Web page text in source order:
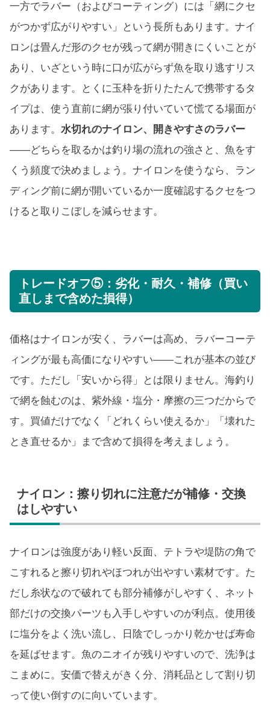
一方でラバー（およびコーティング）には「網にクセ
がつかず広がりやすい」という長所もあります。ナイ
ロンは畳んだ形のクセが残って網が開きにくいことが
あり、いざという時に口が広がらず魚を取り逃すリス
クがあります。とくに玉枠を折りたたんで携帯するタ
イプは、使う直前に網が張り付いていて慌てる場面が
あります。 水切れのナイロン、開きやすさのラバー
——どちらを取るかは釣り場の流れの強さと、魚をす
くう頻度で決めましょう。ナイロンを使うなら、ラン
ディング前に網が開いているか一度確認するクセをつ
けると取りこぼしを減らせます。
トレードオフ⑤：劣化・耐久・補修（買い
直しまで含めた損得）
価格はナイロンが安く、ラバーは高め、ラバーコーテ
ィングが最も高価になりやすい——これが基本の並び
です。ただし「安いから得」とは限りません。海釣り
で網を蝕むのは、紫外線・塩分・摩擦の三つだからで
す。買値だけでなく「どれくらい使えるか」「壊れた
とき直せるか」まで含めて損得を考えましょう。
ナイロン：擦り切れに注意だが補修・交換
はしやすい
ナイロンは強度があり軽い反面、テトラや堤防の角で
こすれると擦り切れやほつれが出やすい素材です。た
だし糸状なので破れても部分補修がしやすく、ネット
部だけの交換パーツも入手しやすいのが利点。使用後
に塩分をよく洗い流し、日陰でしっかり乾かせば寿命
を延ばせます。魚のニオイが残りやすいので、洗浄は
こまめに。安価で替えがきく分、消耗品として割り切
って使い倒すのに向いています。